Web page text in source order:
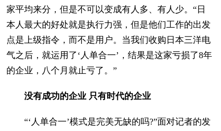
家平均来分，但是不可以变成有人多、有人少。“日
本人最大的好处就是执行力强，但是他们工作的出发
点是上级指令，而不是用户。当我们收购日本三洋电
气之后，就运用了‘人单合一’，结果是这家亏损了8年
的企业，八个月就止亏了。”
没有成功的企业 只有时代的企业
“‘人单合一’模式是完美无缺的吗?”面对记者的发